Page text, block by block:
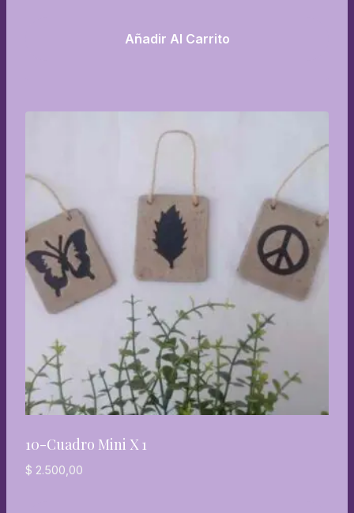
Añadir Al Carrito
10-Cuadro Mini X 1
$ 2.500,00